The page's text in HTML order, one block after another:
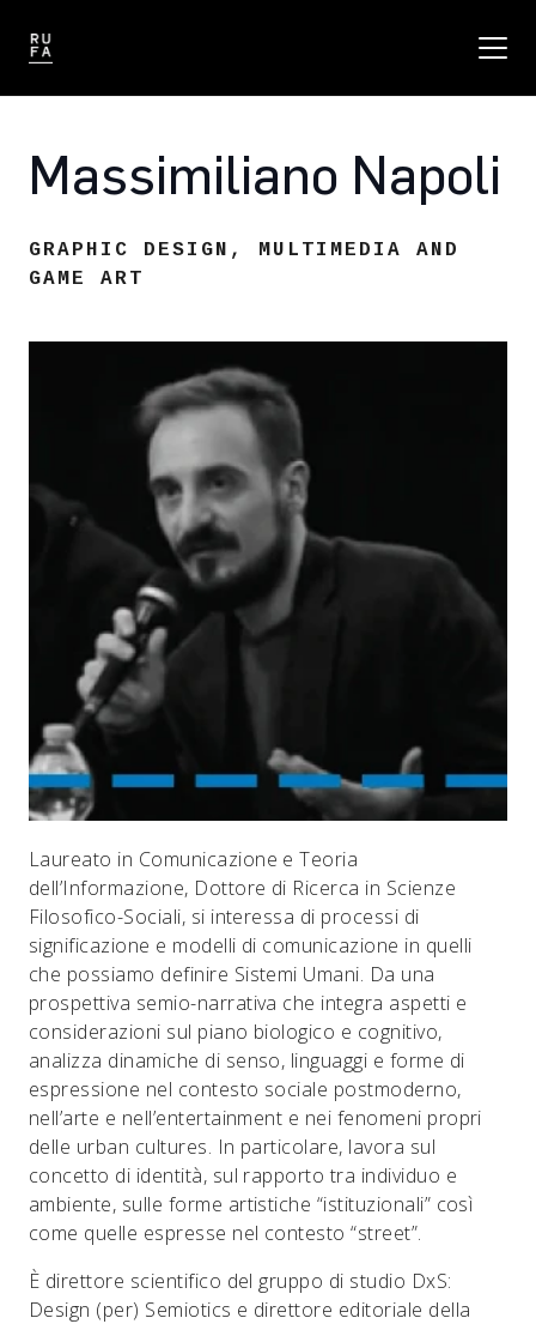
Massimiliano Napoli
GRAPHIC DESIGN , MULTIMEDIA AND
GAME ART
Laureato in Comunicazione e Teoria
dell’Informazione, Dottore di Ricerca in Scienze
Filosofico-Sociali, si interessa di processi di
significazione e modelli di comunicazione in quelli
che possiamo definire Sistemi Umani. Da una
prospettiva semio-narrativa che integra aspetti e
considerazioni sul piano biologico e cognitivo,
analizza dinamiche di senso, linguaggi e forme di
espressione nel contesto sociale postmoderno,
nell’arte e nell’entertainment e nei fenomeni propri
delle urban cultures. In particolare, lavora sul
concetto di identità, sul rapporto tra individuo e
ambiente, sulle forme artistiche “istituzionali” così
come quelle espresse nel contesto “street”.
È direttore scientifico del gruppo di studio DxS:
Design (per) Semiotics e direttore editoriale della